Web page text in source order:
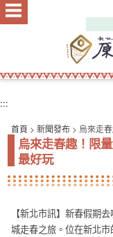
:::
:::
首頁 >新聞發布 > 烏來走
烏來走春趣！限
最好玩
【新北市訊】新春假期
城走春之旅。位在新北